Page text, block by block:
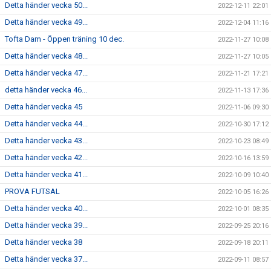
Detta händer vecka 50... 2022-12-11 22:01
Detta händer vecka 49... 2022-12-04 11:16
Tofta Dam - Öppen träning 10 dec. 2022-11-27 10:08
Detta händer vecka 48... 2022-11-27 10:05
Detta händer vecka 47... 2022-11-21 17:21
detta händer vecka 46... 2022-11-13 17:36
Detta händer vecka 45 2022-11-06 09:30
Detta händer vecka 44... 2022-10-30 17:12
Detta händer vecka 43... 2022-10-23 08:49
Detta händer vecka 42... 2022-10-16 13:59
Detta händer vecka 41... 2022-10-09 10:40
PROVA FUTSAL 2022-10-05 16:26
Detta händer vecka 40... 2022-10-01 08:35
Detta händer vecka 39... 2022-09-25 20:16
Detta händer vecka 38 2022-09-18 20:11
Detta händer vecka 37... 2022-09-11 08:57